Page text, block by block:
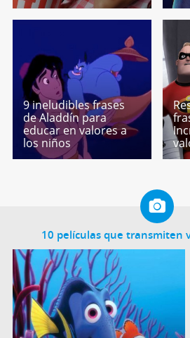
9 ineludibles frases
de Aladdín para
educar en valores a
los niños
10 películas que transmiten